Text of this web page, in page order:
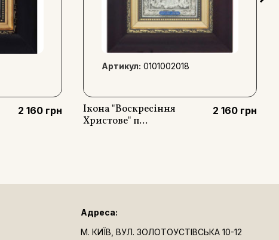
2 160 грн
Артикул: 0101002018
Ікона "Воскресіння
Христове" п...
2 160 грн
Адреса:
М. КИЇВ, ВУЛ. ЗОЛОТОУСТІВСЬКА 10-12